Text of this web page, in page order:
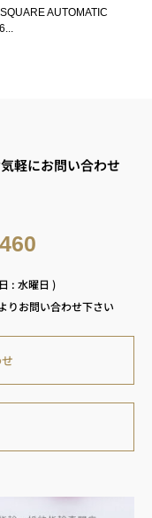
AUTOMATIC
軽にお問い合わせ
: 水曜日 )
りお問い合わせ下さい